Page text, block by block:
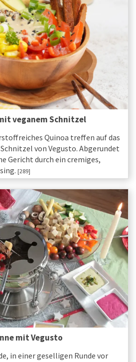
veganem Schnitzel
Quinoa treffen auf das
von Vegusto. Abgerundet
Gericht durch ein cremiges,
[289]
mit Vegusto
in einer geselligen Runde vor